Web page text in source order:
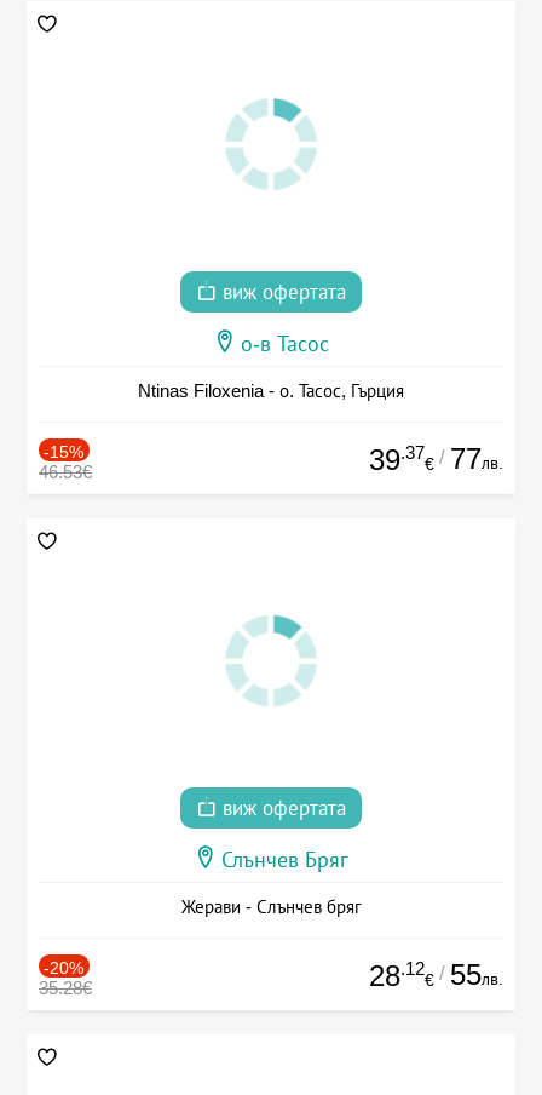
виж офертата
о-в Тасос
Ntinas Filoxenia - о. Тасос, Гърция
-15%
46.53€ 39.37
€ / 77лв.
виж офертата
Слънчев Бряг
Жерави - Слънчев бряг
-20%
35.28€ 28.12
€ / 55лв.